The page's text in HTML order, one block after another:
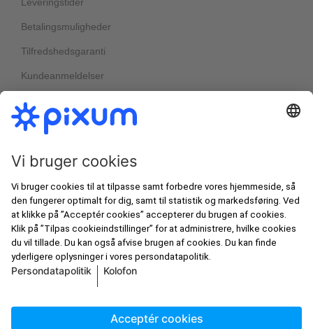
Leveringstider
Betalingsmuligheder
Tilfredshedsgaranti
Kundeanmeldelser
Nyheder & kampagner
Bedst i test
Pixums velkomstrabatter
artboxONE
Alle priser er angivet inkl. moms og ekskl.
forsendelsesomkostninger, jf. vores prisliste.
Fortryd bestilling
Cookieindstillinger